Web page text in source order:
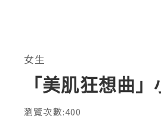
女生
「美肌狂想曲
瀏覽次數:400